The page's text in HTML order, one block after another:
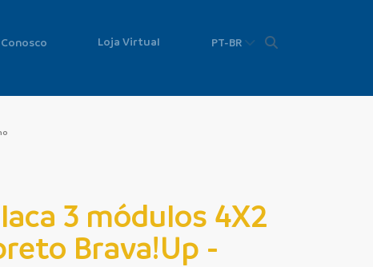
Loja Virtual PT-BR
3 módulos 4X2
Brava!Up -